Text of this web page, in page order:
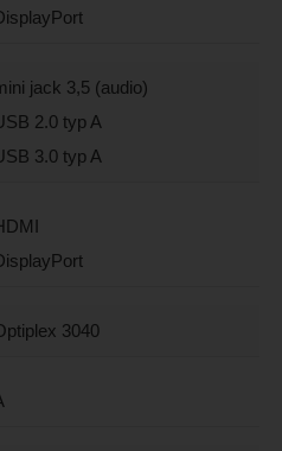
jack 3,5 (audio)
2.0 typ A
3.0 typ A
3040